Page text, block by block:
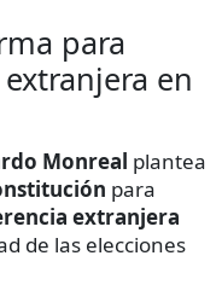
para
en
Monreal plantea
para
extranjera
de las elecciones